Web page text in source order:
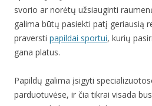
svorio ar norėtų užsiauginti
galima būtų pasiekti patį geriausią
praversti papildai sportui, kurių
gana platus.
Papildų galima įsigyti
parduotuvėse, ir čia tikrai visada